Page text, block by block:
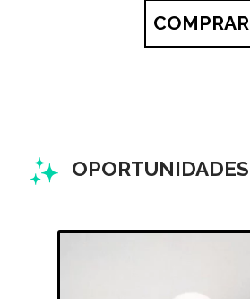
COMPRAR
OPORTUNIDADES